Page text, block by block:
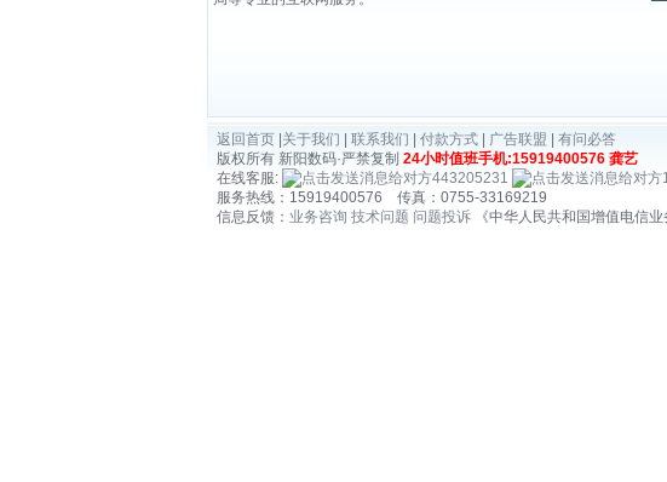
返回首页 关于我们 联系我们 付款方式 广告联盟
有问必答
版权所有 新阳数码·严禁复制 24小时值班手机:15919400576 龚艺
在线客服:
443205231
服务热线：15919400576 传真：0755-33169219
信息反馈： 业务咨询 技术问题 问题投诉 《中华人民共和国增值电信业